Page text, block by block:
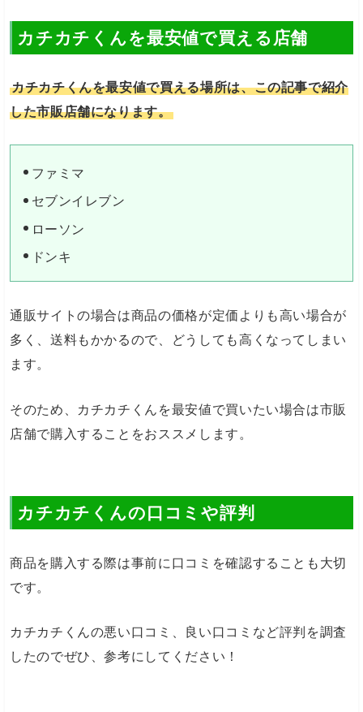
カチカチくんを最安値で買える店舗
カチカチくんを最安値で買える場所は、この記事で紹介
した市販店舗になります。
ファミマ
セブンイレブン
ローソン
ドンキ
通販サイトの場合は商品の価格が定価よりも高い場合が
多く、送料もかかるので、どうしても高くなってしまい
ます。
そのため、カチカチくんを最安値で買いたい場合は市販
店舗で購入することをおススメします。
カチカチくんの口コミや評判
商品を購入する際は事前に口コミを確認することも大切
です。
カチカチくんの悪い口コミ、良い口コミなど評判を調査
したのでぜひ、参考にしてください！